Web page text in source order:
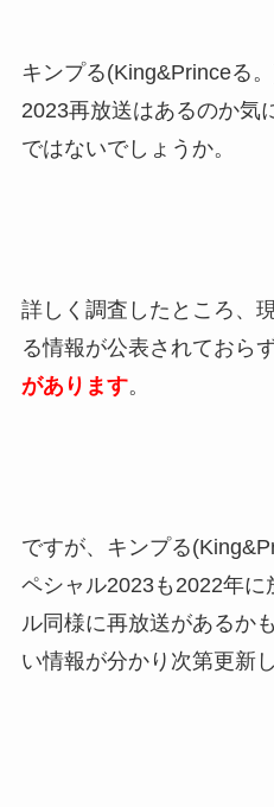
キンプる(King&Princeる
2023再放送はあるのか気
ではないでしょうか。
詳しく調査したところ、
る情報が公表されておら
があります。
ですが、キンプる
ペシャル2023も2022年に
ル同様に再放送があるか
い情報が分かり次第更新